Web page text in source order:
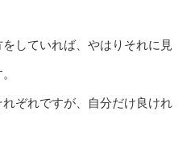
していれば、やはりそれに見
ぞれですが、自分だけ良けれ